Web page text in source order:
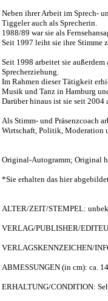
Neben ihrer Arbeit im Sprech-
Tiggeler auch als Sprecherin.
1988/89 war sie als
Seit 1997 leiht sie ihre Stimme
Seit 1998 arbeitet sie
Sprecherziehung.
Im Rahmen dieser Tätigkeit
Musik und Tanz in Hamburg
Darüber hinaus ist sie seit 2004
Als Stimm- und Präsenzcoach
Wirtschaft, Politik, Moderation
Original-Autogramm; Original
*Sie erhalten das hier
ALTER/ZEIT/STEMPEL:
VERLAG/PUBLISHER/
VERLAGSKENNZEICHEN/
ABMESSUNGEN (in cm): ca.
ERHALTUNG/CONDITION: